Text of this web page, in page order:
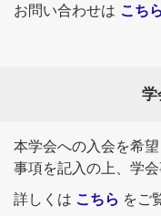
お問い合わせは こちら
学
本学会への入会を希
事項を記入の上、学
詳しくは こちら をご